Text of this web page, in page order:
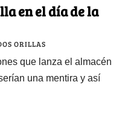
en el día de la
ORILLAS
que lanza el almacén
una mentira y así